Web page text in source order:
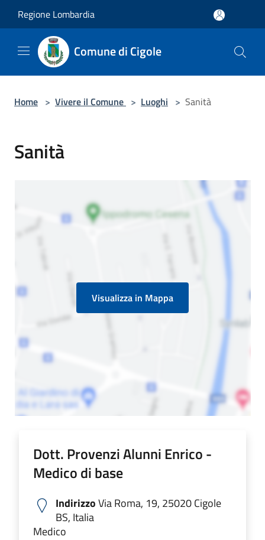
Regione Lombardia
Comune di Cigole
Home > Vivere il Comune > Luoghi > Sanità
Sanità
Visualizza in Mappa
Dott. Provenzi Alunni Enrico -
Medico di base
IndirizzoVia Roma, 19, 25020 Cigole
BS, Italia
Medico